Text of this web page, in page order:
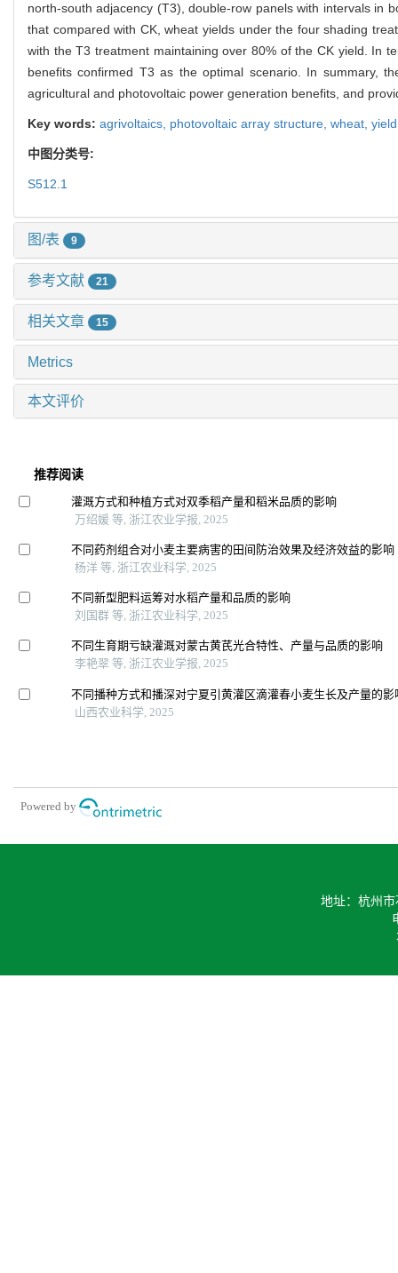
north-south adjacency (T3), double-row panels with intervals in
that compared with CK, wheat yields under the four shading
with the T3 treatment maintaining over 80% of the CK yield. In
benefits confirmed T3 as the optimal scenario. In summary,
agricultural and photovoltaic power generation benefits, and
Key words: agrivoltaics, photovoltaic array structure, wheat,
中图分类号:
S512.1
图/表 9
参考文献 21
相关文章 15
Metrics
本文评价
推荐阅读
灌溉方式和种植方式对双季稻产量和稻米品质的影响
万绍媛 等, 浙江农业学报, 2025
不同药剂组合对小麦主要病害的田间防治效果及经济效益的影响
杨洋 等, 浙江农业科学, 2025
不同新型肥料运筹对水稻产量和品质的影响
刘国群 等, 浙江农业科学, 2025
不同生育期亏缺灌溉对蒙古黄芪光合特性、产量与品质的影响
李艳翠 等, 浙江农业学报, 2025
不同播种方式和播深对宁夏引黄灌区滴灌春小麦生长及产量的影
山西农业科学, 2025
Powered by
地址：杭州